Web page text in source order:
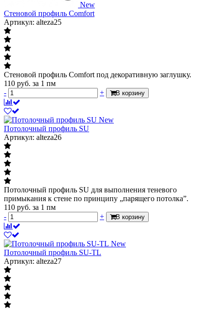
New
Стеновой профиль Comfort
Артикул: alteza25
Стеновой профиль Comfort под декоративную заглушку.
110 руб. за 1 пм
-
+ В корзину
New
Потолочный профиль SU
Артикул: alteza26
Потолочный профиль SU для выполнения теневого
примыкания к стене по принципу „парящего потолка”.
110 руб. за 1 пм
-
+ В корзину
New
Потолочный профиль SU-TL
Артикул: alteza27